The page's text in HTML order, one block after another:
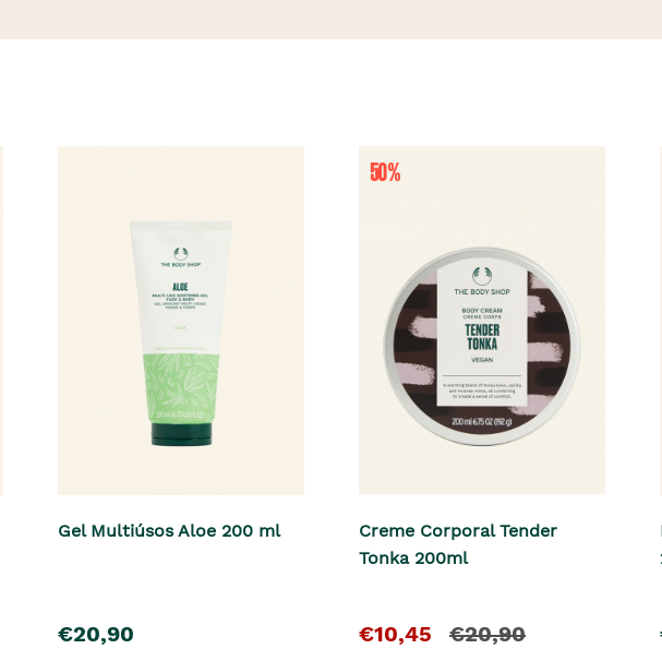
Gel Multiúsos Aloe 200 ml
pre�o
€20,90
Creme Corporal Tender
Tonka 200ml
O
€10,45
e€20,90